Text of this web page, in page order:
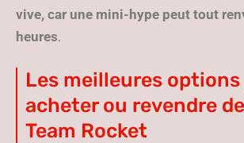
vive, car une mini-hype peut tout
heures.
Les meilleures
acheter ou revendre
Team Rocket